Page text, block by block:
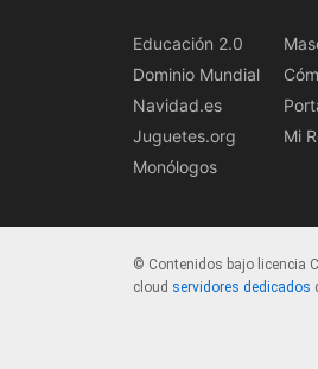
Educación 2.0
Dominio Mundial
Navidad.es
Juguetes.org
Monólogos
Mi
© Contenidos bajo licencia
cloud servidores dedicados